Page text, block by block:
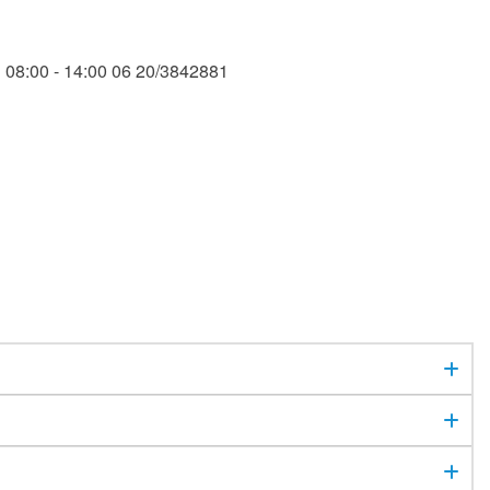
08:00 - 14:00 06 20/3842881